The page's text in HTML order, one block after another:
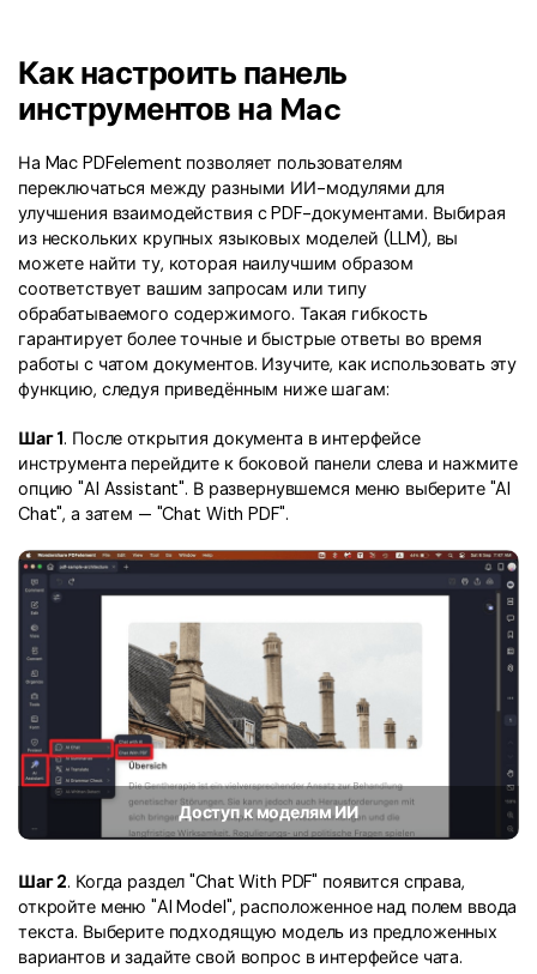
Объединить PDF
Читать PDF с ИИ
Больше Онлайн-Инструментов
Облако и SDK
PDFelement облако
Новый PDFelement 12умнее, быстрее,
проще
От AI-функций до пакетных инструментов: новый
PDFelement делает работу с PDF еще удобнее.
Скачать бесплатно
Редактировать PDF
Сжать PDF
Организовать PDF
Обрезать PDF
Профессиональные
PDF форма
Подписать PDF
Подпись на основе сертификата
Пакетная обработка PDF
PDF OCR
Извлечение данных из PDF
Защита PDF паролем
Поделиться PDF
Комплексные решения
Преподавание
IT-служба
Юриспруденция
Рерайт PDF с ИИ
Чат с документами
Генератор изображений с ИИНовый
Все ИИ-Функции
Использование ресурсов
Центр загрузки
Центр шаблонов
Вопросы и ответы по продукту
Видеоуроки
Поддержка
AI Бот - Lumi
Технические требования
Обратитесь в службу поддержки
Что нового
Канал на YouTube
Сообщество ВКонтакте
Канал Яндекс Дзен
Сравнение программа PDF
Функции MS Word
Статьи для Mac
Инструктивные статьи
Советы по работе с PDF на Mac
Сравнение программ для Mac
Выбор правильной программы для Mac
Онлайн-инструмент и приложения PDF
Онлайн-инструмент PDF
Советы для мобильных
Войти
Как настроить панель
инструментов на Mac
На Mac PDFelement позволяет пользователям
переключаться между разными ИИ-модулями для
улучшения взаимодействия с PDF-документами. Выбирая
из нескольких крупных языковых моделей (LLM), вы
можете найти ту, которая наилучшим образом
соответствует вашим запросам или типу
обрабатываемого содержимого. Такая гибкость
гарантирует более точные и быстрые ответы во время
работы с чатом документов. Изучите, как использовать эту
функцию, следуя приведённым ниже шагам:
Шаг 1. После открытия документа в интерфейсе
инструмента перейдите к боковой панели слева и нажмите
опцию "AI Assistant". В развернувшемся меню выберите "AI
Chat", а затем — "Chat With PDF".
Доступ к моделям ИИ
Шаг 2. Когда раздел "Chat With PDF" появится справа,
откройте меню "AI Model", расположенное над полем ввода
текста. Выберите подходящую модель из предложенных
вариантов и задайте свой вопрос в интерфейсе чата.